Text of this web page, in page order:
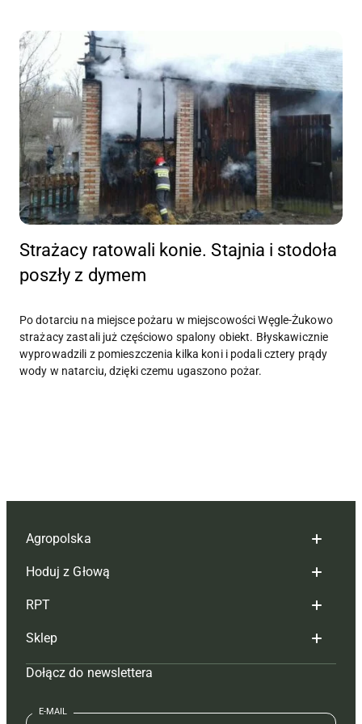
Strażacy ratowali konie. Stajnia i stodoła
poszły z dymem
Po dotarciu na miejsce pożaru w miejscowości Węgle-Żukowo
strażacy zastali już częściowo spalony obiekt. Błyskawicznie
wyprowadzili z pomieszczenia kilka koni i podali cztery prądy
wody w natarciu, dzięki czemu ugaszono pożar.
Agropolska
Redakcja
Reklama
Tagi
Mapa serwisu
Kontakt
Hoduj z Głową
Hoduj z głową bydło
Hoduj z głową świnie
Prenumerata
Redakcja
RPT
Redakcja
Prenumerata
Reklama
Sklep
Czasopisma i prenumerata
Książki
Dołącz do newslettera
E-MAIL